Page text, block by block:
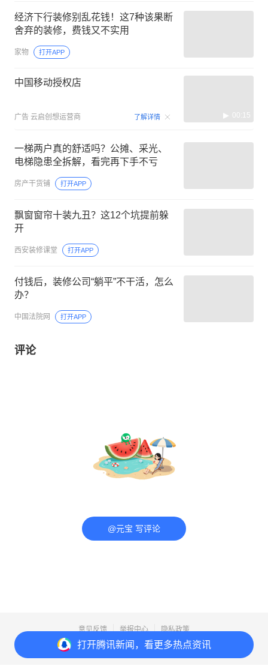
打开腾讯新闻，看更多热点资讯
经济下行装修别乱花钱！这7种该果断
舍弃的装修，费钱又不实用
家物 打开APP
中国移动授权店
广告 云启创想运营商 了解详情 00:15
一梯两户真的舒适吗？公摊、采光、
电梯隐患全拆解，看完再下手不亏
房产干货铺 打开APP
飘窗窗帘十装九丑？这12个坑提前躲
开
西安装修课堂 打开APP
付钱后，装修公司“躺平”不干活，怎么
办？
中国法院网 打开APP
评论
@元宝 写评论
意见反馈 举报中心 隐私政策
Copyright© 1998-2026 Tencent.All Rights Reserved